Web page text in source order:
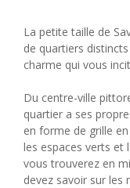
La petite taille de
de quartiers
charme qui vous
Du centre-ville
quartier a ses
en forme de grille
les espaces verts et
vous trouverez en
devez savoir sur les